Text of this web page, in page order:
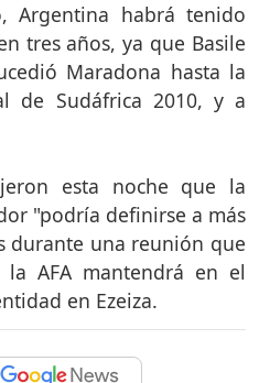
Argentina habrá tenido
tres años, ya que Basile
Maradona hasta la
de Sudáfrica 2010, y a
esta noche que la
"podría definirse a más
durante una reunión que
AFA mantendrá en el
en Ezeiza.